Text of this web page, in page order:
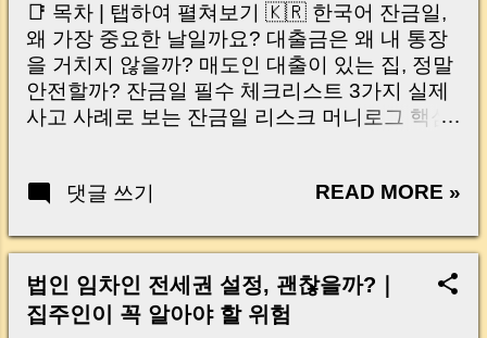
📑 목차 | 탭하여 펼쳐보기 🇰🇷 한국어 잔금일,
왜 가장 중요한 날일까요? 대출금은 왜 내 통장
을 거치지 않을까? 매도인 대출이 있는 집, 정말
안전할까? 잔금일 필수 체크리스트 3가지 실제
사고 사례로 보는 잔금일 리스크 머니로그 핵심
Your Account Is It Safe If the Seller Has a
Real Risks and Mistakes to Avoid MoneyLog
Key Takeaway 혹시 이런 생각 해보신 적 있으
신가요? “잔금일… 그냥 돈 보내고 끝나는 거 아
닌가요?” 하지만 현장에서 보면 전혀 그렇지 않
댓글 쓰기 READ MORE »
법인 임차인 전세권 설정, 괜찮을까?｜
집주인이 꼭 알아야 할 위험